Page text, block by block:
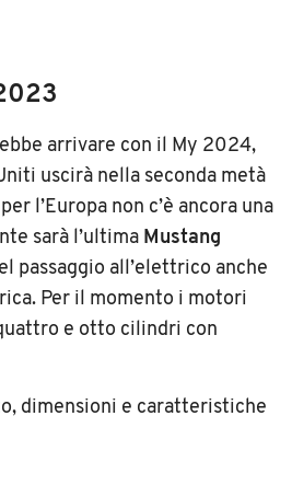
arrivare con il My 2024,
uscirà nella seconda metà
l’Europa non c’è ancora una
sarà l’ultima Mustang
passaggio all’elettrico anche
Per il momento i motori
e otto cilindri con